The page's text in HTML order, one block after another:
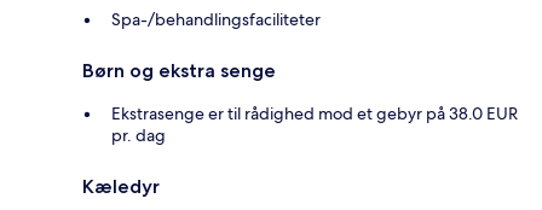
Spa-/behandlingsfaciliteter
Børn og ekstra senge
Ekstrasenge er til rådighed mod et gebyr på 38.0 EUR
pr. dag
Kæledyr